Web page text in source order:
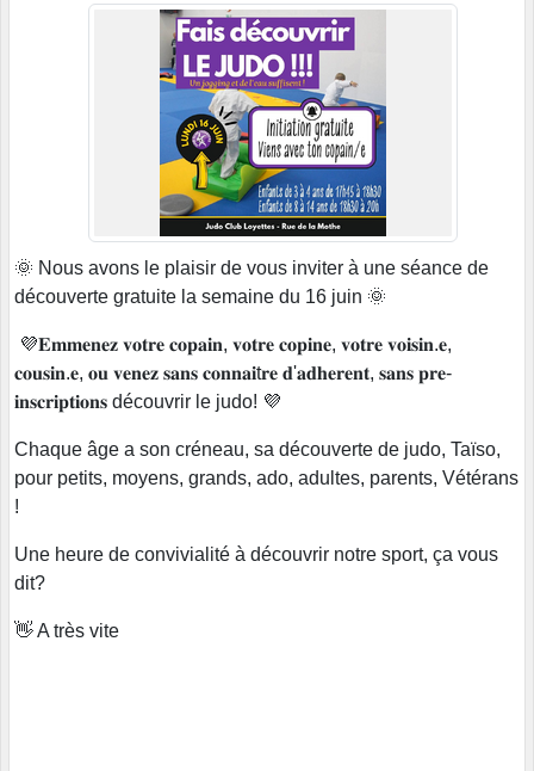
🌞 Nous avons le plaisir de vous inviter à une séance de
découverte gratuite la semaine du 16 juin 🌞
💜𝐄𝐦𝐦𝐞𝐧𝐞𝐳 𝐯𝐨𝐭𝐫𝐞 𝐜𝐨𝐩𝐚𝐢𝐧, 𝐯𝐨𝐭𝐫𝐞 𝐜𝐨𝐩𝐢𝐧𝐞, 𝐯𝐨𝐭𝐫𝐞 𝐯𝐨𝐢𝐬𝐢𝐧.𝐞,
𝐜𝐨𝐮𝐬𝐢𝐧.𝐞, 𝐨𝐮 𝐯𝐞𝐧𝐞𝐳 𝐬𝐚𝐧𝐬 𝐜𝐨𝐧𝐧𝐚𝐢t𝐫𝐞 𝐝'𝐚𝐝𝐡𝐞𝐫𝐞𝐧𝐭, 𝐬𝐚𝐧𝐬 𝐩𝐫𝐞-
𝐢𝐧𝐬𝐜𝐫𝐢𝐩𝐭𝐢𝐨𝐧𝐬 découvrir le judo! 💜
Chaque âge a son créneau, sa découverte de judo, Taïso,
pour petits, moyens, grands, ado, adultes, parents, Vétérans
!
Une heure de convivialité à découvrir notre sport, ça vous
dit?
👋 A très vite